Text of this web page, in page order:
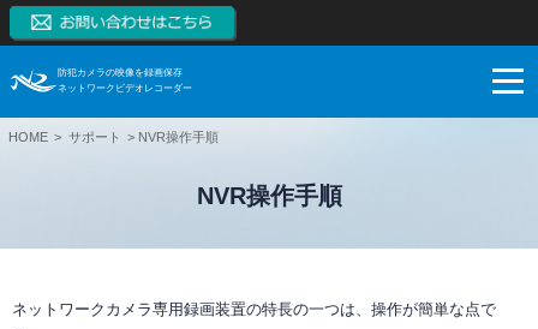
防犯カメラの映像を録画保存
ネットワークビデオレコーダー
NVRとは
HOME サポート NVR操作手順
NVR操作手順
ネットワークカメラ専用録画装置の特長の一つは、操作が簡単な点で